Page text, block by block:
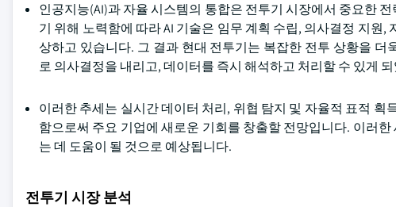
인공지능(AI)과 자율 시스템의 통합은 전투기 시장에서 중요한
기 위해 노력함에 따라 AI 기술은 임무 계획 수립, 의사결정 지원
상하고 있습니다. 그 결과 현대 전투기는 복잡한 전투 상황을
로 의사결정을 내리고, 데이터를 즉시 해석하고 처리할 수 있게
이러한 추세는 실시간 데이터 처리, 위협 탐지 및 자율적 표적
함으로써 주요 기업에 새로운 기회를 창출할 전망입니다. 이러
는 데 도움이 될 것으로 예상됩니다.
전투기 시장 분석